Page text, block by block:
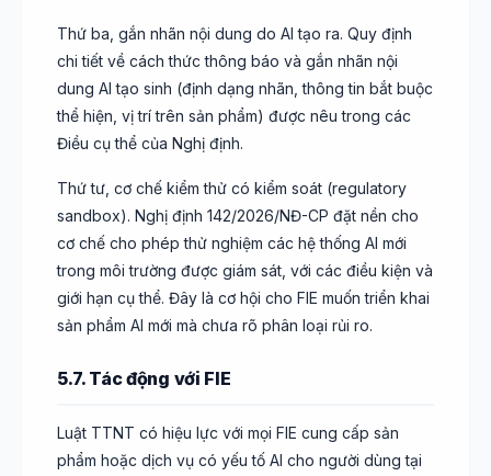
Thứ ba, gắn nhãn nội dung do AI tạo ra. Quy định
chi tiết về cách thức thông báo và gắn nhãn nội
dung AI tạo sinh (định dạng nhãn, thông tin bắt buộc
thể hiện, vị trí trên sản phẩm) được nêu trong các
Điều cụ thể của Nghị định.
Thứ tư, cơ chế kiểm thử có kiểm soát (regulatory
sandbox). Nghị định 142/2026/NĐ-CP đặt nền cho
cơ chế cho phép thử nghiệm các hệ thống AI mới
trong môi trường được giám sát, với các điều kiện và
giới hạn cụ thể. Đây là cơ hội cho FIE muốn triển khai
sản phẩm AI mới mà chưa rõ phân loại rủi ro.
5.7. Tác động với FIE
Luật TTNT có hiệu lực với mọi FIE cung cấp sản
phẩm hoặc dịch vụ có yếu tố AI cho người dùng tại